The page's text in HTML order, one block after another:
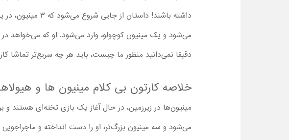
داشته باشند!
می‌شود و یک مینیون کوچولو، وارد می‌شود. او که می‌خواهد در
دقیقا نمی‌دانید منظور ما چیست، باید هر چه سریع‌تر تماشا
خلاصه کارتون بی کلام مینیون ها و
مینیون‌ها در زیرزمین، در حال آغاز یک بازی تخته‌ای هستند
می‌شود و سه مینیون بزرگ‌تر، او را دست انداخته و ماجراجویی